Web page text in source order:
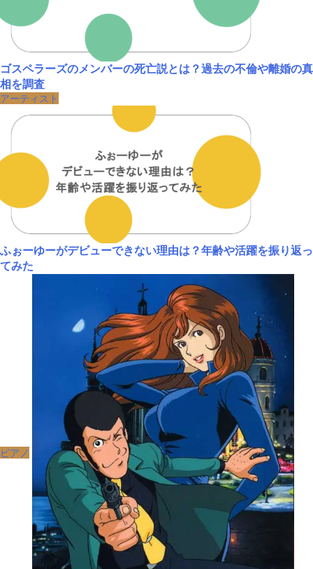
ゴスペラーズのメンバーの死亡説とは？過去の不倫や離婚の真
相を調査
アーティスト
ふぉーゆーがデビューできない理由は？年齢や活躍を振り返っ
てみた
ピアノ